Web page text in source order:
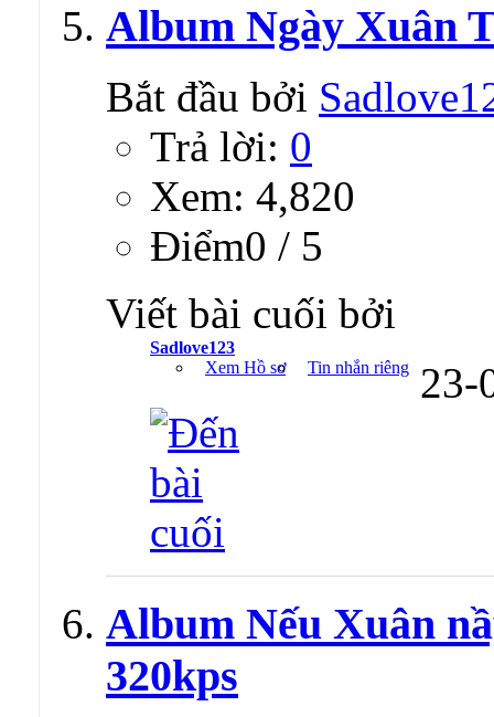
Album Ngày Xuân
Bắt đầu bởi
Trả lời: 0
Xem: 4,820
Ðiểm0 / 5
Viết bài cuối bởi
Sadlove123
Xem Hồ sơ
Tin nhắn riêng 23-
Album Nếu Xuân
320kps